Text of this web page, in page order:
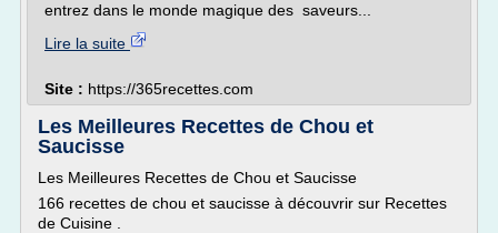
entrez dans le monde magique des saveurs...
Lire la suite
Site : https://365recettes.com
Les Meilleures Recettes de Chou et
Saucisse
Les Meilleures Recettes de Chou et Saucisse
166 recettes de chou et saucisse à découvrir sur Recettes
de Cuisine .